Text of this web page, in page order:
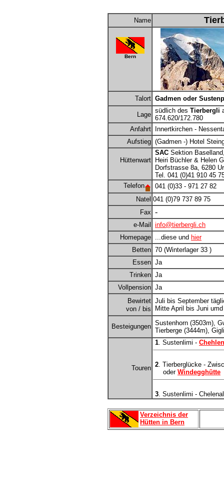
Name
Bern
Talort Gadmen oder
Lage
südlich des Tierbergli
674.620/172.780
Anfahrt
Innertkirchen -
Aufstieg (Gadmen -) Hotel
Hüttenwart
SAC Sektion
Heiri Büchler & Helen
Dorfstrasse 8a, 6280
Tel. 041 (0)41 910 45
Telefon
041 (0)33 - 971 27 82
Natel 041 (0)79 737 89 75
Fax -
e-Mail
info@tierbergli.ch
Homepage ...diese und hier
Betten 70 (Winterlager 33 )
Essen Ja
Trinken Ja
Vollpension Ja
Bewirtet
von / bis
Juli bis September
Mitte April bis Juni
Besteigungen Sustenhorn (3503m),
Tierberge (3444m),
Touren
1. Sustenlimi -
2. Tierberglücke -
oder Windegghütte
3. Sustenlimi -
Verzeichnis der
Hütten in Bern